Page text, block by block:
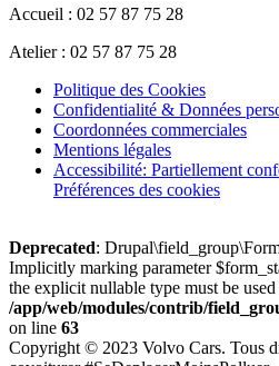
Accueil : 02 57 87 75 28
Atelier : 02 57 87 75 28
Politique des Cookies
Confidentialité & Données
Coordonnées commerciales
Mentions légales
Accessibilité: Partiellement
Préférences des cookies
Deprecated:
Implicitly marking parameter
the explicit nullable type must be used
/app/web/modules/contrib/
on line 63
Copyright © 2023 Volvo Cars. Tous